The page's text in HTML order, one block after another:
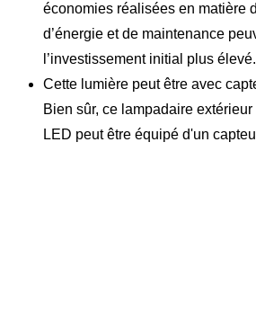
économies réalisées en matière
d’énergie et de maintenance
l’investissement initial plus élevé.
Cette lumière peut être avec
Bien sûr, ce lampadaire
LED peut être équipé d'un